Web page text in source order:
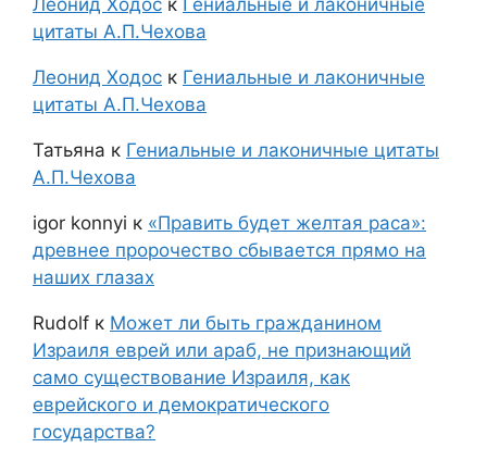
цитаты А.П.Чехова
Леонид Ходос к Гениальные и лаконичные
цитаты А.П.Чехова
Татьяна к Гениальные и лаконичные цитаты
А.П.Чехова
igor konnyi к «Править будет желтая раса»:
древнее пророчество сбывается прямо на
наших глазах
Rudolf к Может ли быть гражданином
Израиля еврей или араб, не признающий
само существование Израиля, как
еврейского и демократического
государства?